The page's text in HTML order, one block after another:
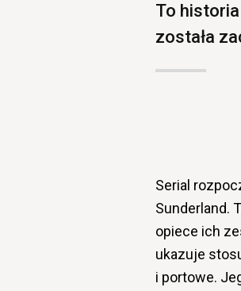
To
została
Serial
Sunderland.
opiece ich
ukazuje
i portowe.